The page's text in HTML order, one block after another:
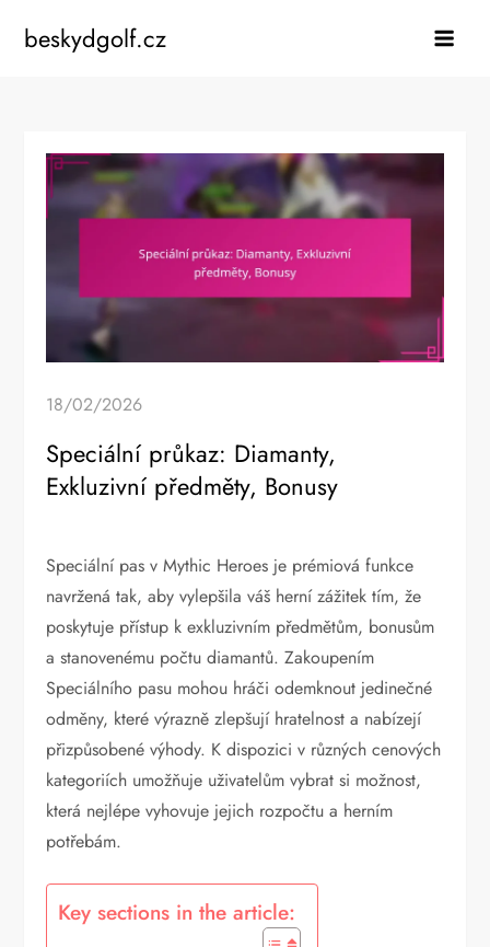
beskydgolf.cz
18/02/2026
Speciální průkaz: Diamanty,
Exkluzivní předměty, Bonusy
Speciální pas v Mythic Heroes je prémiová funkce
navržená tak, aby vylepšila váš herní zážitek tím, že
poskytuje přístup k exkluzivním předmětům, bonusům
a stanovenému počtu diamantů. Zakoupením
Speciálního pasu mohou hráči odemknout jedinečné
odměny, které výrazně zlepšují hratelnost a nabízejí
přizpůsobené výhody. K dispozici v různých cenových
kategoriích umožňuje uživatelům vybrat si možnost,
která nejlépe vyhovuje jejich rozpočtu a herním
potřebám.
Key sections in the article: